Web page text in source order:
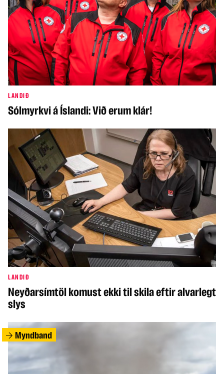
LANDIÐ
Sólmyrkvi á Íslandi: Við erum klár!
LANDIÐ
Neyðarsímtöl komust ekki til skila eftir alvarlegt
slys
Myndband